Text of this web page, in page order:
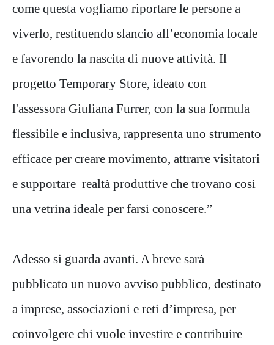
come questa vogliamo riportare le persone a
viverlo, restituendo slancio all’economia locale
e favorendo la nascita di nuove attività. Il
progetto Temporary Store, ideato con
l'assessora Giuliana Furrer, con la sua formula
flessibile e inclusiva, rappresenta uno strumento
efficace per creare movimento, attrarre visitatori
e supportare realtà produttive che trovano così
una vetrina ideale per farsi conoscere.”
Adesso si guarda avanti. A breve sarà
pubblicato un nuovo avviso pubblico, destinato
a imprese, associazioni e reti d’impresa, per
coinvolgere chi vuole investire e contribuire